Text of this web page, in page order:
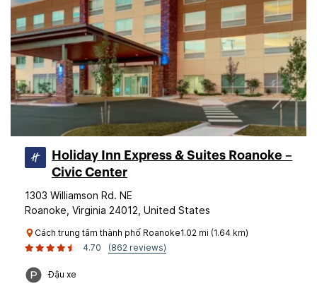
Holiday Inn Express & Suites Roanoke –
Civic Center
1303 Williamson Rd. NE
Roanoke, Virginia 24012, United States
Cách trung tâm thành phố Roanoke1.02 mi (1.64 km)
4.70
(862 reviews)
Đậu xe